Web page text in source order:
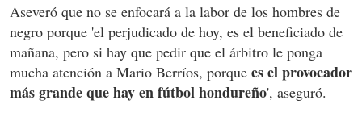
Aseveró que no se enfocará a la labor de los hombres de
negro porque 'el perjudicado de hoy, es el beneficiado de
mañana, pero si hay que pedir que el árbitro le ponga
mucha atención a Mario Berríos, porque es el provocador
más grande que hay en fútbol hondureño', aseguró.